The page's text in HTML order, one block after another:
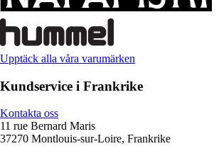
Upptäck alla våra varumärken
Kundservice i Frankrike
Kontakta oss
11 rue Bernard Maris
37270 Montlouis-sur-Loire, Frankrike